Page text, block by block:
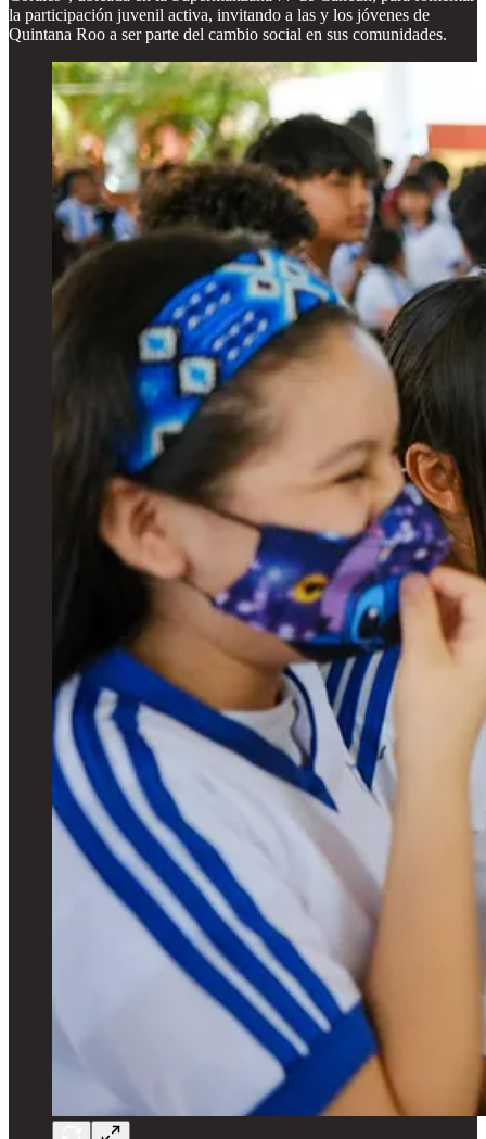
la participación juvenil activa, invitando a las y los jóvenes de
Quintana Roo a ser parte del cambio social en sus comunidades.